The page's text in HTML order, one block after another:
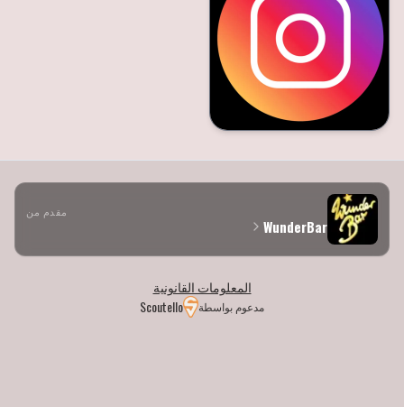
مقدم من
WunderBar
المعلومات القانونية
مدعوم بواسطة Scoutello